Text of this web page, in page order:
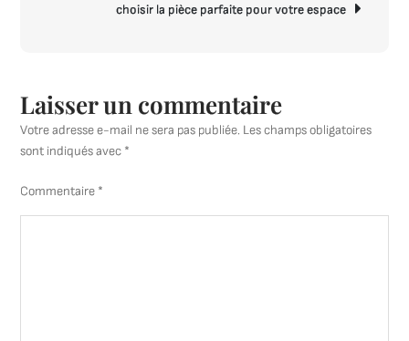
choisir la pièce parfaite pour votre espace
Laisser un commentaire
Votre adresse e-mail ne sera pas publiée. Les champs obligatoires
sont indiqués avec *
Commentaire *